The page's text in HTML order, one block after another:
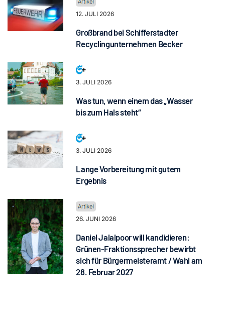
12. JULI 2026
Großbrand bei Schifferstadter
Recyclingunternehmen Becker
3. JULI 2026
Was tun, wenn einem das „Wasser
bis zum Hals steht“
3. JULI 2026
Lange Vorbereitung mit gutem
Ergebnis
26. JUNI 2026
Daniel Jalalpoor will kandidieren:
Grünen-Fraktionssprecher bewirbt
sich für Bürgermeisteramt / Wahl am
28. Februar 2027